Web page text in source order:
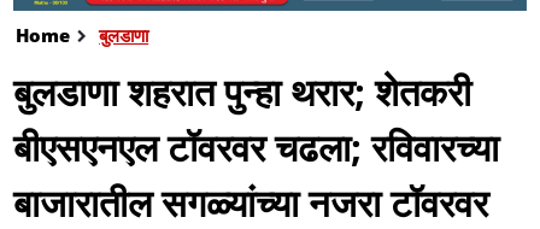
Home बुलडाणा
बुलडाणा शहरात पुन्हा थरार; शेतकरी
बीएसएनएल टॉवरवर चढला; रविवारच्या
बाजारातील सगळ्यांच्या नजरा टॉवरवर